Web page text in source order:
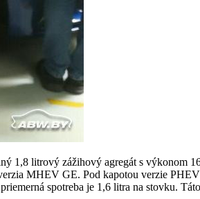
1,8 litrový zážihový agregát s výkonom
MHEV GE. Pod kapotou verzie
spotreba je 1,6 litra na stovku.